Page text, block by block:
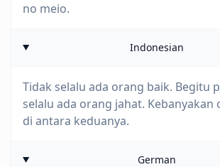
no meio.
Indonesian
Tidak selalu ada orang baik. Begitu
selalu ada orang jahat. Kebanyakan
di antara keduanya.
German